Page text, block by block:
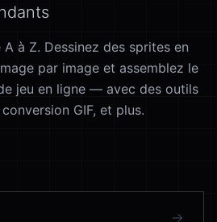
à Z. Dessinez des sprites en
par image et assemblez le
jeu en ligne — avec des outils
GIF, et plus.